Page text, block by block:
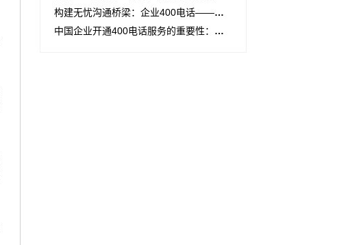
构建无忧沟通桥梁：企业400电话——您的全能客服、销售与售后热线
中国企业开通400电话服务的重要性：提升形象、增强竞争力与赢得客户认可的关键举措